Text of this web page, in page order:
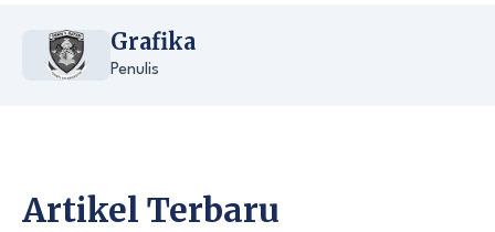
Grafika
Penulis
Artikel Terbaru